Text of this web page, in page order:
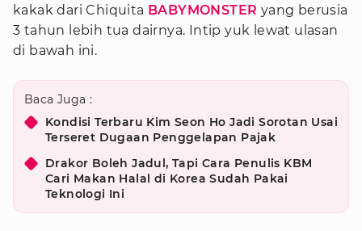
kakak dari Chiquita BABYMONSTER yang berusia
3 tahun lebih tua dairnya. Intip yuk lewat ulasan
di bawah ini.
Baca Juga :
Kondisi Terbaru Kim Seon Ho Jadi Sorotan Usai
Terseret Dugaan Penggelapan Pajak
Drakor Boleh Jadul, Tapi Cara Penulis KBM
Cari Makan Halal di Korea Sudah Pakai
Teknologi Ini